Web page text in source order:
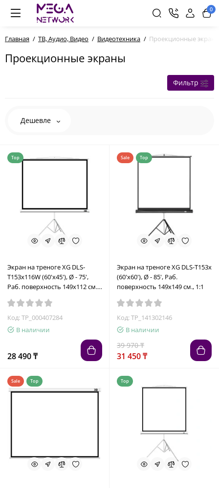
0
Главная ТВ, Аудио, Видео Видеотехника Проекционные
Проекционные экраны
Фильтр
Дешевле
Top
Экран на треноге XG DLS-
T153x116W (60'х45'), Ø - 75',
Раб. поверхность 149х112 см.,
Код: TP_000407284
В наличии
28 490 ₸
Sale Top
Экран на треноге XG DLS-T153x
(60'х60'), Ø - 85', Раб.
поверхность 149х149 см., 1:1
Код: TP_141302146
В наличии
39 970 ₸
31 450 ₸
Sale Top Top